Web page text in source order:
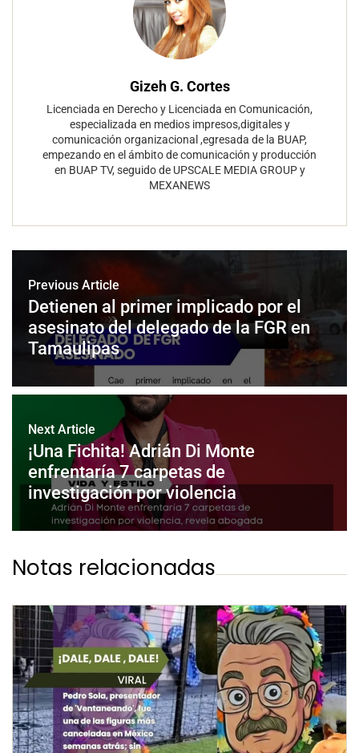
Gizeh G. Cortes
Licenciada en Derecho y Licenciada en Comunicación,
especializada en medios impresos,digitales y
comunicación organizacional ,egresada de la BUAP,
empezando en el ámbito de comunicación y producción
en BUAP TV, seguido de UPSCALE MEDIA GROUP y
MEXANEWS
Previous Article
Detienen al primer implicado por el
asesinato del delegado de la FGR en
Tamaulipas
Next Article
¡Una Fichita! Adrián Di Monte
enfrentaría 7 carpetas de
investigación por violencia
Notas relacionadas